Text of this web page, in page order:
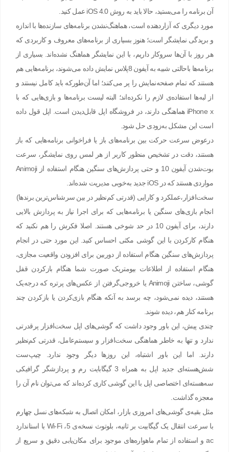
آن برنامه را می‌بستید، حالا باید به روش iOS 4.0 عمل کنید.
مورد دیگری که آزاردهنده است، هماهنگ‌نشدن برنامه‌های سازنده‌ها با اندازه
و بریدگی نمایشگر است؛ هنوز بسیاری از برنامه‌های معروف و کاربردی که
هر روز با آن‌ها سروکار داریم، با این نمایشگر هماهنگ نشده‌اند. بسیاری از
برنامه‌ها باحالتی شبیه به آیفون 8پلاس نمایش داده می‌شوند، برنامه‌هایی هم
هستند که تمام صفحه‌نمایش را پر می‌کنند؛ اما آن‌طورکه باید کامل نیستند و
از لبه‌ها استفاده‌ی لازم را نکرده‌اند؛ البته لیست برنامه‌ها و بازی‌هایی که با
iPhone x هماهنگی دارند، در فروشگاه اپل قابل‌دیدن است. اپل قول داده
است این مشکل به‌زودی حل شود.
درعوض سرعت حرکت بین برنامه‌های باز یا فراخوانی برنامه‌هایی که باز
هستند، دقت در تشخیص منظور کاربر از هر لمس روی نمایشگر، سرعت
بوت‌شدن آیفون 10 و حتی پردازش‌های سنگین هنگام استفاده از Animoji
مواردی هستند که در iOS جدید به‌خوبی مدیریت ‌شده‌اند.
سخت‌افزار،عملکرد و کارایی (قدرتی کم‌نظیر در بین سرشناس‌ترین برندها)
انجام بازی‌های سنگین یا برنامه‌هایی که برای اجرا نیاز به پردازش بالایی
دارند، برای آیفون 10 در حد شوخی هستند. اصلا فکرش را هم نکنید که
هنگام کارکردن با این گوشی مکثی احساس کنید. این مورد حتی در انجام
پردازش‌های سنگین هنگام استفاده از دوربین برای افزودن واقعیت مجازی،
هنگام استفاده از اطلاعات بیومتریک صورت شما هنگام بازکردن قفل
گوشی، ساختن Animoji یا خروجی‌گرفتن از عکس‌های پرتره که درجه‌یک
هستند، دیده نمی‌شود، چه برسد به آنکه هنگام بازی‌کردن یا بازکردن چند
برنامه کنار هم، دیده شوند.
چندی پیش، این باور وجود داشت که گوشی‌های اپل سخت‌افزار پرقدرتی
ندارد و تنها به خاطر هماهنگی سخت‌افزار و سیستم‌عامل، قدرتی کم‌نظیر
دارند. اما این باور اشتباه، این روزها دیگر وجود ندارد. چیپ‌ست
شش‌هسته‌ای جدید اپل به همراه 3 گیگابایت رم و پردازشگر گرافیکی
سه‌هسته‌ای اختصاصی اپل با این گوشی کاری کرده‌اند که می‌توان نام آن را
معجزه گذاشت.
مثل بقیه‌ی گوشی‌های امروزی بازار، امکان اتصال به شبکه‌های نسل چهارم
با سرعت انتقال یک گیگابیت بر ثانیه، بلوتوث نسخه‌ی 5، Wi-Fi با استاندارد
ac و استفاده از تمام ماهواره‌های موجود برای مکان‌یابی دقیق و سریع از